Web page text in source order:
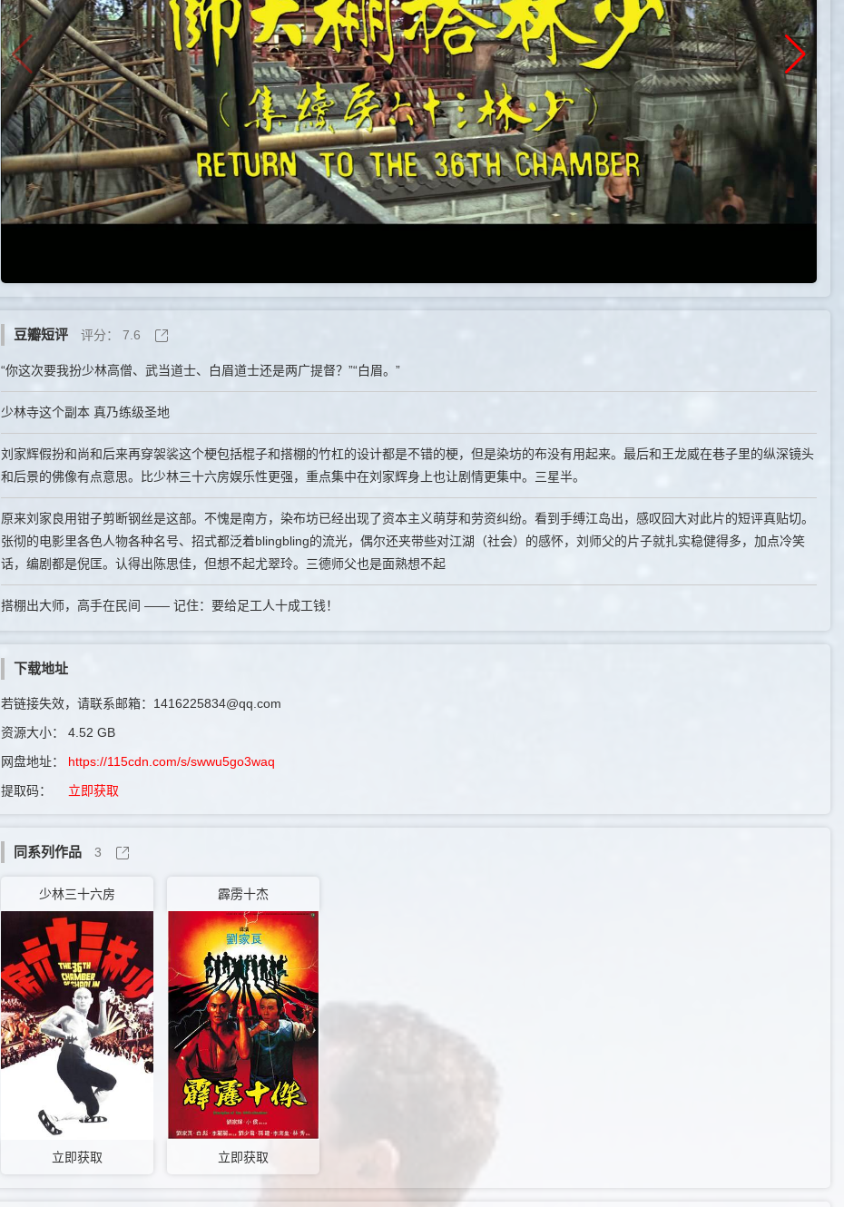
豆瓣短评 评分： 7.6
“你这次要我扮少林高僧、武当道士、白眉道士还是两广提督？”“白眉。”
少林寺这个副本 真乃练级圣地
刘家辉假扮和尚和后来再穿袈裟这个梗包括棍子和搭棚的竹杠的设计都是不错的梗，但是染坊的布没有用起来。最后和王龙威在巷子里的纵深镜头
和后景的佛像有点意思。比少林三十六房娱乐性更强，重点集中在刘家辉身上也让剧情更集中。三星半。
原来刘家良用钳子剪断钢丝是这部。不愧是南方，染布坊已经出现了资本主义萌芽和劳资纠纷。看到手缚江岛出，感叹囧大对此片的短评真贴切。
张彻的电影里各色人物各种名号、招式都泛着blingbling的流光，偶尔还夹带些对江湖（社会）的感怀，刘师父的片子就扎实稳健得多，加点冷笑
话，编剧都是倪匡。认得出陈思佳，但想不起尤翠玲。三德师父也是面熟想不起
搭棚出大师，高手在民间 —— 记住：要给足工人十成工钱！
下载地址
若链接失效，请联系邮箱：1416225834@qq.com
资源大小：
4.52 GB
网盘地址：
https://115cdn.com/s/swwu5go3waq
提取码：
立即获取
同系列作品 3
少林三十六房
立即获取
霹雳十杰
立即获取